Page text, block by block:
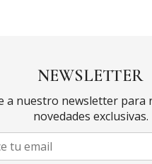
NEWSLETTER
a nuestro newsletter para
novedades exclusivas.